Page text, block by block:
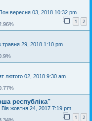
вересня 03, 2018 10:32 pm
1 2
травня 29, 2018 1:10 pm
лютого 02, 2018 9:30 am
республіка"
Вів жовтня 24, 2017 7:19 pm
1 2